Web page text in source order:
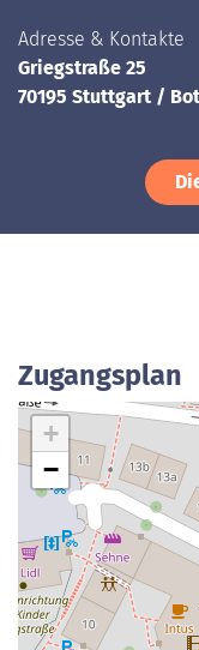
Adresse & Kontakte
Griegstraße 25
70195 Stuttgart /
Zugangsplan
+
−